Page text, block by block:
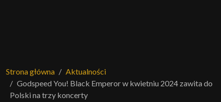
Strona główna
Aktualności
Godspeed You! Black Emperor w kwietniu 2024 zawita do
Polski na trzy koncerty